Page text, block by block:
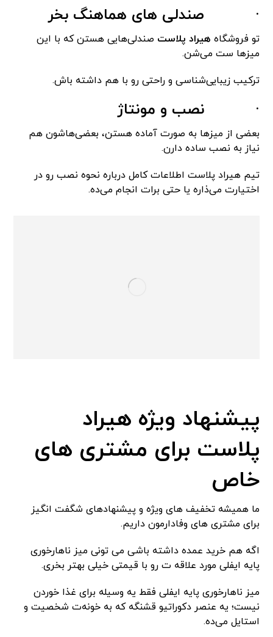
· صندلی های هماهنگ بخر
تو فروشگاه هیراد پلاست صندلی‌هایی هستن که با این
میزها ست می‌شن.
ترکیب زیبایی‌شناسی و راحتی رو با هم داشته باش.
· نصب و مونتاژ
بعضی از میزها به صورت آماده هستن، بعضی‌هاشون هم
نیاز به نصب ساده دارن.
تیم هیراد پلاست اطلاعات کامل درباره نحوه نصب رو در
اختیارت می‌ذاره یا حتی برات انجام می‌ده.
پیشنهاد ویژه هیراد
پلاست برای مشتری های
خاص
ما همیشه تخفیف های ویژه و پیشنهادهای شگفت انگیز
برای مشتری های وفادارمون داریم.
اگه هم خرید عمده داشته باشی می تونی میز ناهارخوری
پایه ایفلی مورد علاقه ت رو با قیمتی خیلی بهتر بخری.
میز ناهارخوری پایه ایفلی فقط یه وسیله برای غذا خوردن
نیست؛ یه عنصر دکوراتیو قشنگه که به خونه‌ت شخصیت و
استایل می‌ده.